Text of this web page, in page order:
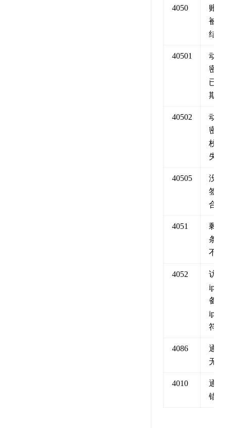
4050
账号
被冻
结
40501
动态
密码
已过
期
40502
动态
密码
校验
失败
40505
没有
签定
合同
4051
剩余
条数
不足
4052
访问
ip 与
备案
ip 不
符
4086
通道
无效
4010
通道
错误